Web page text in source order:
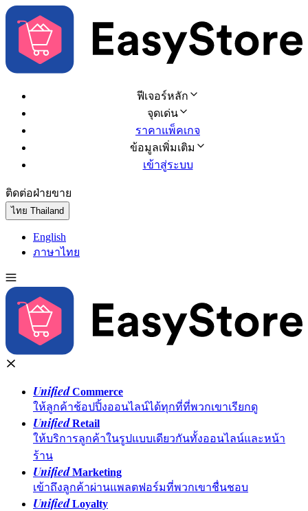
ฟีเจอร์หลัก
จุดเด่น
ราคาแพ็คเกจ
ข้อมูลเพิ่มเติม
เข้าสู่ระบบ
ติดต่อฝ่ายขาย
ไทย Thailand
English
ภาษาไทย
UnifiedCommerce
ให้ลูกค้าช้อปปิ้งออนไลน์ได้ทุกที่ที่พวกเขาเรียกดู
UnifiedRetail
ให้บริการลูกค้าในรูปแบบเดียวกันทั้งออนไลน์และหน้า
ร้าน
UnifiedMarketing
เข้าถึงลูกค้าผ่านแพลตฟอร์มที่พวกเขาชื่นชอบ
UnifiedLoyalty